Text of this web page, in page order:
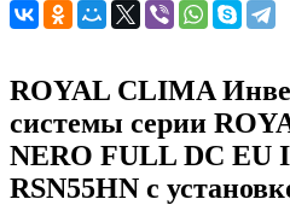
ROYAL CLIMA
системы серии
NERO FULL DC EU
RSN55HN с